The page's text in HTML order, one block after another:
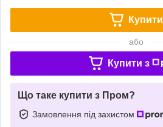
Купити
або
Купити з
Що таке купити з Пром?
Замовлення під захистом